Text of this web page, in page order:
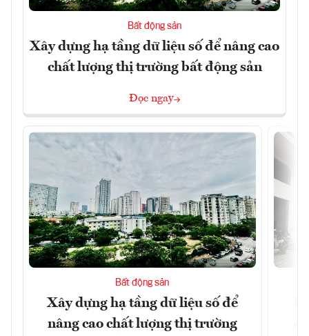
Bất động sản
Xây dựng hạ tầng dữ liệu số để nâng cao
chất lượng thị trường bất động sản
Đọc ngay
Bất động sản
Xây dựng hạ tầng dữ liệu số để
nâng cao chất lượng thị trường